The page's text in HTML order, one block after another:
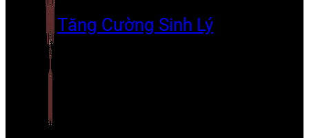
Tăng Cường Sinh Lý